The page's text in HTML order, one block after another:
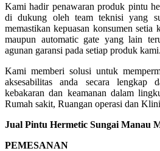
Kami hadir penawaran produk pintu
di dukung oleh team teknisi yang
memastikan kepuasan konsumen
maupun automatic gate yang lain
agunan garansi pada setiap produk kami.
Kami memberi solusi untuk
aksesabilitas anda secara lengkap
kebakaran dan keamanan dalam
Rumah sakit, Ruangan operasi dan
Jual Pintu Hermetic Sungai Manau
PEMESANAN